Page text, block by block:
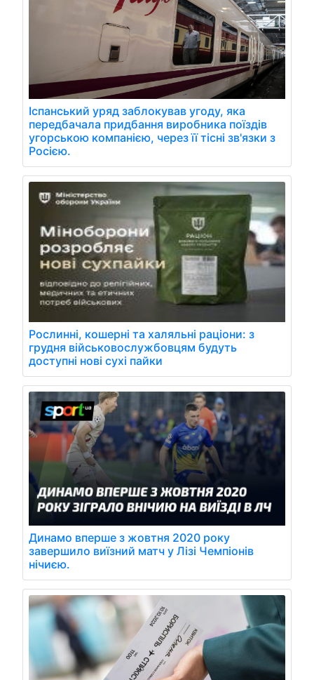
Іспанський уряд заблокував угоду, яка
передбачала придбання виробника поїздів
угорською компанією, через її тісні зв'язки з
Росією.
Рослинні, кошерні та халяльні раціони: з
грудня військовослужбовцям будуть
доступні нові сухі пайки
Динамо вперше з жовтня 2020 року
завершило виїзний матч у Лізі Чемпіонів
нічиєю.